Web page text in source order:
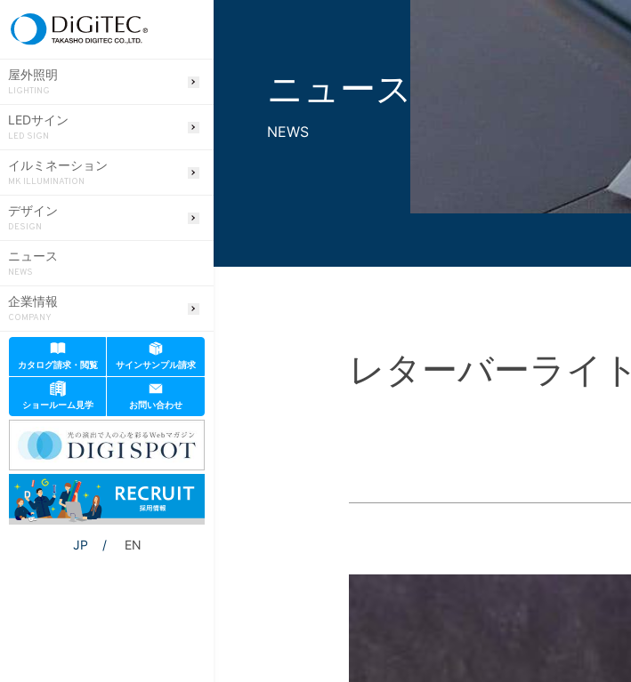
屋外照明
LIGHTING
LEDサイン
LED SIGN
イルミネーション
MK ILLUMINATION
デザイン
DESIGN
ニュース
NEWS
企業情報
COMPANY
カタログ請求・閲覧 サインサンプル請求
ショールーム見学 お問い合わせ
JP EN
ニュース
NEWS
レターバーライト